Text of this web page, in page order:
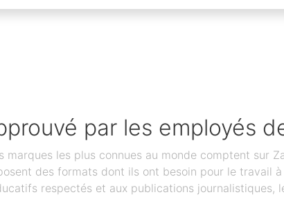
par les employés
marques les plus connues au monde comptent sur
des formats dont ils ont besoin pour le travail
respectés et aux publications journalistiques,